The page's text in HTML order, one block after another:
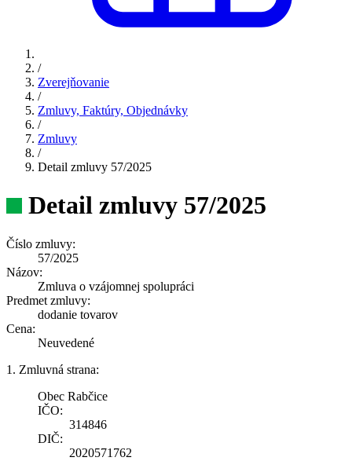
/
Zverejňovanie
/
Zmluvy, Faktúry, Objednávky
/
Zmluvy
/
Detail zmluvy 57/2025
Detail zmluvy 57/2025
Číslo zmluvy:
57/2025
Názov:
Zmluva o vzájomnej spolupráci
Predmet zmluvy:
dodanie tovarov
Cena:
Neuvedené
1. Zmluvná strana:
Obec Rabčice
IČO:
314846
DIČ:
2020571762